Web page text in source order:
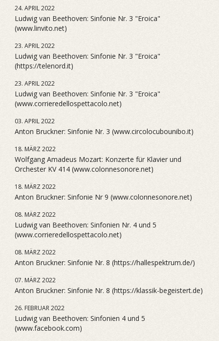
24. APRIL 2022
Ludwig van Beethoven: Sinfonie Nr. 3 "Eroica"
(www.linvito.net)
23. APRIL 2022
Ludwig van Beethoven: Sinfonie Nr. 3 "Eroica"
(https://telenord.it)
23. APRIL 2022
Ludwig van Beethoven: Sinfonie Nr. 3 "Eroica"
(www.corrieredellospettacolo.net)
03. APRIL 2022
Anton Bruckner: Sinfonie Nr. 3 (www.circolocubounibo.it)
18. MÄRZ 2022
Wolfgang Amadeus Mozart: Konzerte für Klavier und
Orchester KV 414 (www.colonnesonore.net)
18. MÄRZ 2022
Anton Bruckner: Sinfonie Nr 9 (www.colonnesonore.net)
08. MÄRZ 2022
Ludwig van Beethoven: Sinfonien Nr. 4 und 5
(www.corrieredellospettacolo.net)
08. MÄRZ 2022
Anton Bruckner: Sinfonie Nr. 8 (https://hallespektrum.de/)
07. MÄRZ 2022
Anton Bruckner: Sinfonie Nr. 8 (https://klassik-begeistert.de)
26. FEBRUAR 2022
Ludwig van Beethoven: Sinfonien 4 und 5
(www.facebook.com)